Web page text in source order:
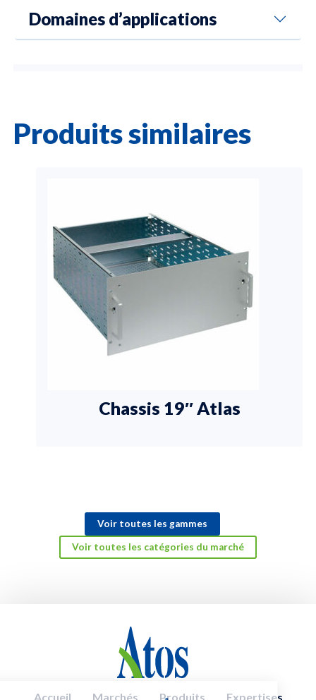
Domaines d’applications
Produits similaires
Chassis 19″ Atlas
Voir toutes les gammes
Voir toutes les catégories du marché
Accueil Marchés Produits Expertises